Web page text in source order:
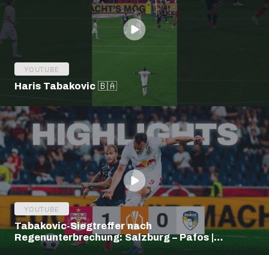
YOUTUBE
Haris Tabakovic 🇧🇦
YOUTUBE
Tabakovic-Siegtreffer nach
Regenunterbrechung: Salzburg – Pafos |
Highlights | Europa League Q3